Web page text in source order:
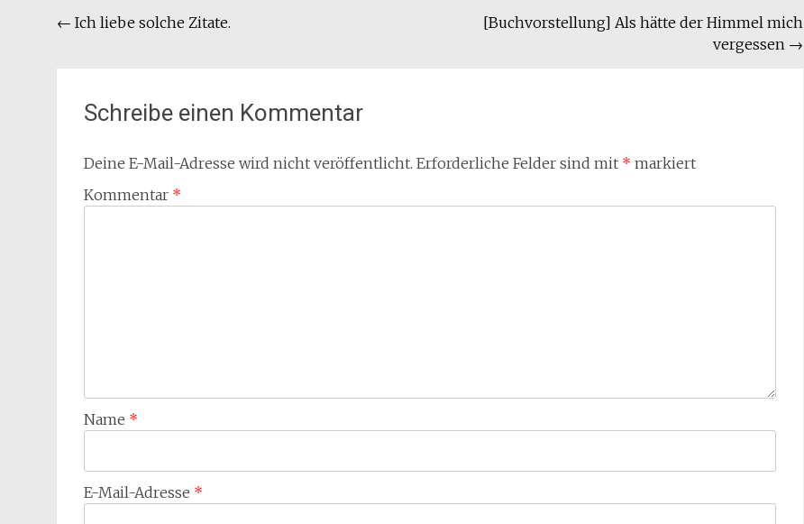
Beitragsnavigation
← Ich liebe solche Zitate.
[Buchvorstellung] Als hätte der Himmel mich
vergessen →
Schreibe einen Kommentar
Deine E-Mail-Adresse wird nicht veröffentlicht. Erforderliche Felder sind mit * markiert
Kommentar *
Name *
E-Mail-Adresse *